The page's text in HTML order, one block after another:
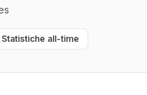
Statistiche all-time